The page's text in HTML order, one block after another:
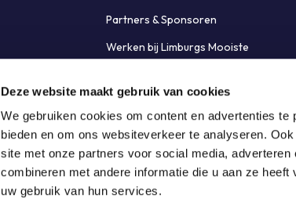
Deze website maakt gebruik van cookies
We gebruiken cookies om content en advertenties
bieden en om ons websiteverkeer te analyseren.
site met onze partners voor social media,
combineren met andere informatie die u aan ze
uw gebruik van hun services.
Partners & Sponsoren
Werken bij Limburgs Mooiste